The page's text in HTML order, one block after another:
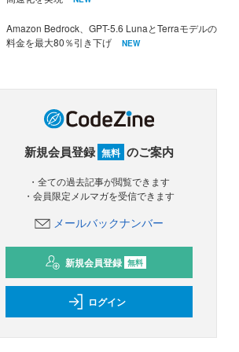
Amazon Bedrock、GPT-5.6 LunaとTerraモデルの
料金を最大80％引き下げ
NEW
新規会員登録 無料 のご案内
・全ての過去記事が閲覧できます
・会員限定メルマガを受信できます
メールバックナンバー
新規会員登録 無料
ログイン